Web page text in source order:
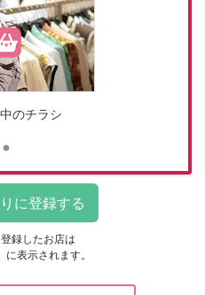
のチラシ
録したお店は
」に表示されます。